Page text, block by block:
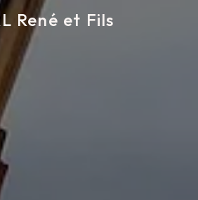
René et Fils